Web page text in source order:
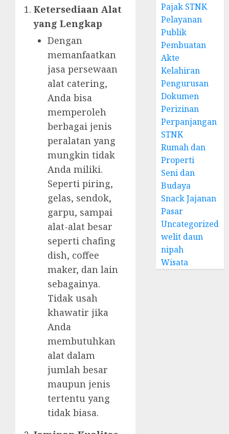
Ketersediaan Alat
yang Lengkap
Dengan
memanfaatkan
jasa persewaan
alat catering,
Anda bisa
memperoleh
berbagai jenis
peralatan yang
mungkin tidak
Anda miliki.
Seperti piring,
gelas, sendok,
garpu, sampai
alat-alat besar
seperti chafing
dish, coffee
maker, dan lain
sebagainya.
Tidak usah
khawatir jika
Anda
membutuhkan
alat dalam
jumlah besar
maupun jenis
tertentu yang
tidak biasa.
Pajak STNK
Pelayanan
Publik
Pembuatan
Akte
Kelahiran
Pengurusan
Dokumen
Perizinan
Perpanjangan
STNK
Rumah dan
Properti
Seni dan
Budaya
Snack Jajanan
Pasar
Uncategorized
welit daun
nipah
Wisata